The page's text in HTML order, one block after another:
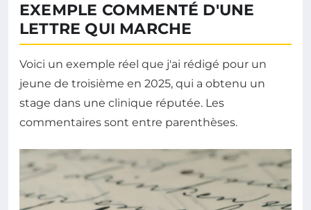
EXEMPLE COMMENTÉ D'UNE
LETTRE QUI MARCHE
Voici un exemple réel que j'ai rédigé pour un
jeune de troisième en 2025, qui a obtenu un
stage dans une clinique réputée. Les
commentaires sont entre parenthèses.